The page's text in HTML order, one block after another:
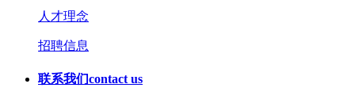
人才理念
招聘信息
联系我们contact us